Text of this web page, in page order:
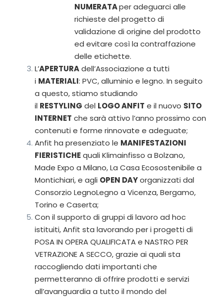
NUMERATAper adeguarci alle
richieste del progetto di
validazione di origine del prodotto
ed evitare così la contraffazione
delle etichette.
L’APERTURAdell’Associazione a tutti
i MATERIALI: PVC, alluminio e legno. In seguito
a questo, stiamo studiando
il RESTYLING del LOGO ANFIT e il nuovo SITO
INTERNET che sarà attivo l’anno prossimo con
contenuti e forme rinnovate e adeguate;
Anfit ha presenziato le MANIFESTAZIONI
FIERISTICHEquali Klimainfisso a Bolzano,
Made Expo a Milano, La Casa Ecosostenibile a
Montichiari, e agli OPEN DAYorganizzati dal
Consorzio LegnoLegno a Vicenza, Bergamo,
Torino e Caserta;
Con il supporto di gruppi di lavoro ad hoc
istituiti, Anfit sta lavorando per i progetti di
POSA IN OPERA QUALIFICATA e NASTRO PER
VETRAZIONE A SECCO, grazie ai quali sta
raccogliendo dati importanti che
permetteranno di offrire prodotti e servizi
all’avanguardia a tutto il mondo del